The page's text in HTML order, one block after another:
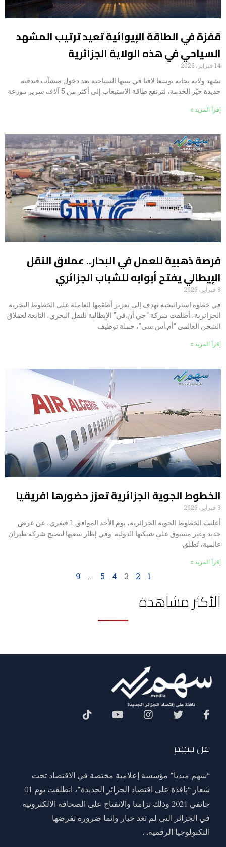
قفزة في الطاقة الإيوائية تعيد ترتيب المشهد
السياحي في هذه الولاية الجزائرية
14 فبراير، 2026
تشهد ولاية بجاية توسعا لافتا في بنيتها السياحية بعد دخول منشآت فندقية
جديدة حيّز الخدمة، لترتفع طاقة الاستيعاب إلى أكثر من 5 آلاف سرير موزعة
إقرأ المزيد »
فرصة ذهبية للعمل في البحار.. عملاق النقل
الإيطالي يفتح أبوابه للشباب الجزائري
8 فبراير، 2026
​في خطوة استراتيجية تهدف إلى تعزيز أطقمها العاملة على الخطوط البحرية
الجزائرية، أطلقت شركة “جي.أن.في” الإيطالية للنقل البحري، التابعة لعملاق
الشحن العالمي “أم.أس.سي”، حملة توظيف
إقرأ المزيد »
الخطوط الجوية الجزائرية تعزز حضورها افريقيا
3 فبراير، 2026
أعلنت الخطوط الجوية الجزائرية، يوم الأحد الموافق 1 فيفري، عن عرض
جديد وغير مسبوق على شبكتها الدولية. وفي إطار سعيها لتصبح شركة طيران
عالمية، تُطلق
إقرأ المزيد »
1
2
3
4
5
…
9
الأكثر مشاهدة
عن سهم
“سهم ميديا” مؤسسة إعلامية مختصة في الاقتصاد تحت
شعار “نافذة على اقتصاد الجزائر الجديدة”، انطلقت يوم 01
جانفي 2021 وذلك تزامنا والانفتاح على الصحافة الالكترونية
في الجزائر التي لم تعد خيار وانما ضرورة تفرضها
التكنولوجيا الرقمية. .